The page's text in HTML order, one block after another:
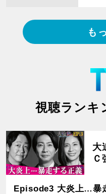
も
視聴ランキ
大
Ｃ
Episode3 大炎上…暴